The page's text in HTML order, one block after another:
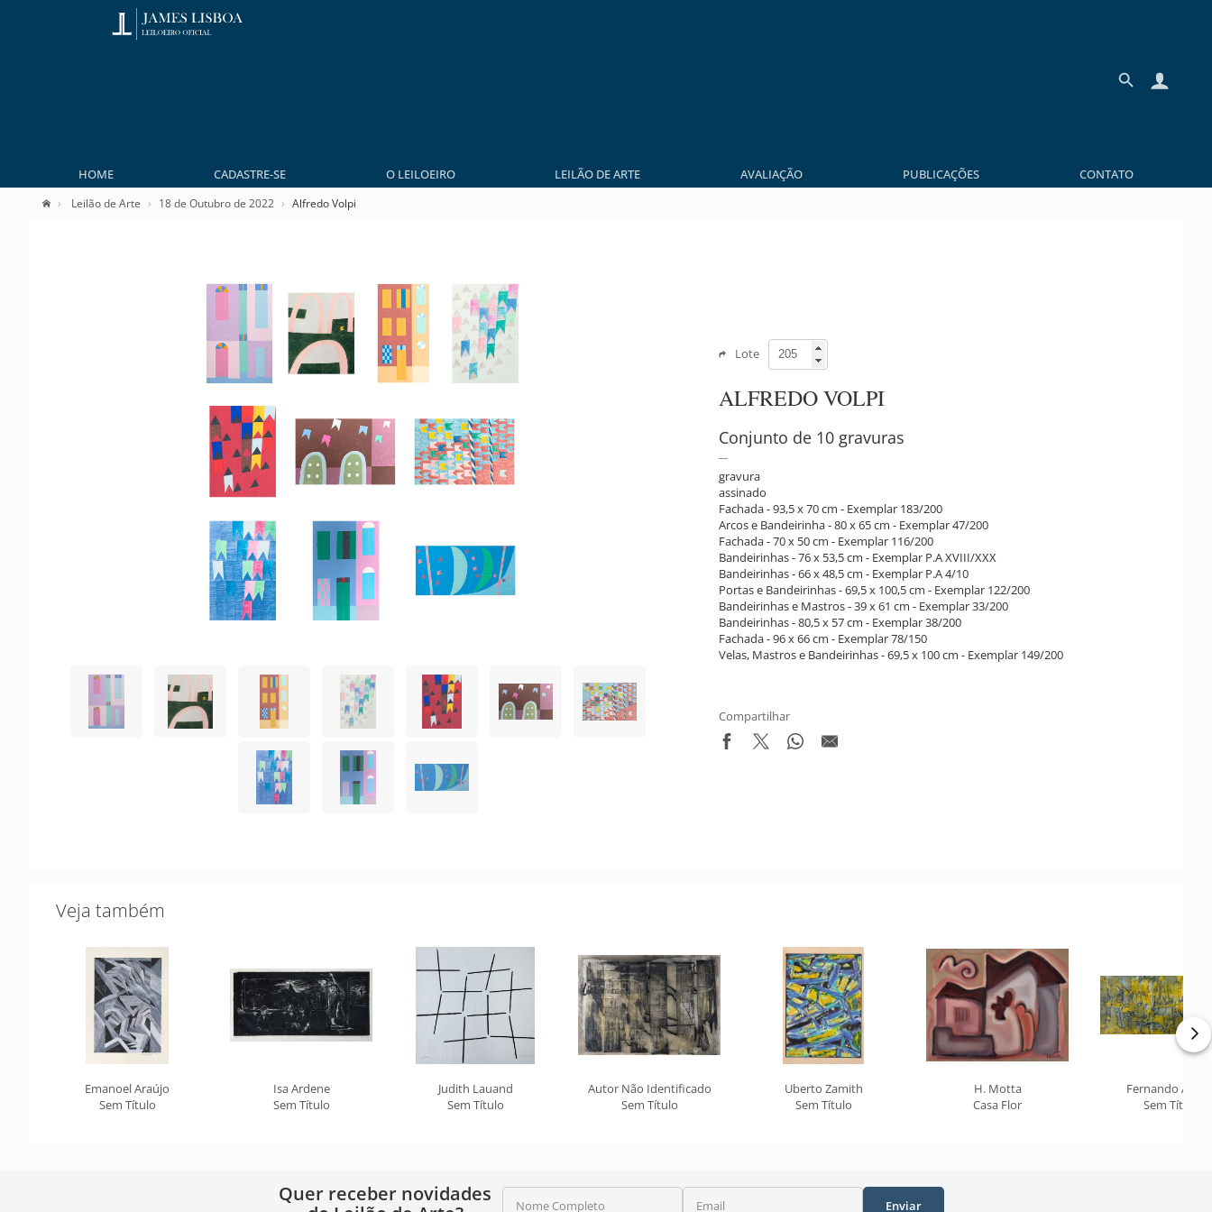
HOME CADASTRE-SE O LEILOEIRO LEILÃO DE ARTE AVALIAÇÃO PUBLICAÇÕES CONTATO
Leilão de Arte 18 de Outubro de 2022 Alfredo Volpi
Lote
ALFREDO VOLPI
Conjunto de 10 gravuras
gravura
assinado
Fachada - 93,5 x 70 cm - Exemplar 183/200
Arcos e Bandeirinha - 80 x 65 cm - Exemplar 47/200
Fachada - 70 x 50 cm - Exemplar 116/200
Bandeirinhas - 76 x 53,5 cm - Exemplar P.A XVIII/XXX
Bandeirinhas - 66 x 48,5 cm - Exemplar P.A 4/10
Portas e Bandeirinhas - 69,5 x 100,5 cm - Exemplar 122/200
Bandeirinhas e Mastros - 39 x 61 cm - Exemplar 33/200
Bandeirinhas - 80,5 x 57 cm - Exemplar 38/200
Fachada - 96 x 66 cm - Exemplar 78/150
Velas, Mastros e Bandeirinhas - 69,5 x 100 cm - Exemplar 149/200
Compartilhar
Veja também
Emanoel Araújo
Sem Título
Isa Ardene
Sem Título
Judith Lauand
Sem Título
Autor Não Identificado
Sem Título
Uberto Zamith
Sem Título
H. Motta
Casa Flor
Fernando
Sem Título
Quer receber novidades
Nome Completo Email Enviar